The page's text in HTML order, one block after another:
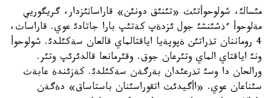
مئسالئ، شولوحوأتئث «تئنئق دونئن» قاراساثئزدار، گريگوريي
مةلوحوأ ءذشئنشئ جول ئزدةپ كةتئپ بارا جاتادئ عوي. قاراساث،
4 روماننان تذراتئن ةپوپةيا اياقتالماي قالعان سةكئلدئ. شولوحوأ
ونئ اياقتاي الماي وتئرعان جوق. وقئرمانعا قالدئرئپ وتئر.
ورالحان دا وسئ تذرعئدان بةرگةن سةكئلدئ. كةزئندة عابةث
سئناعان عوي. «اأگيدئث اتقوراسئنان باستاساق» دةگةن